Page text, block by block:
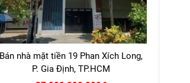
Bán nhà mặt tiền 19 Phan Xích Long,
P. Gia Định, TP.HCM